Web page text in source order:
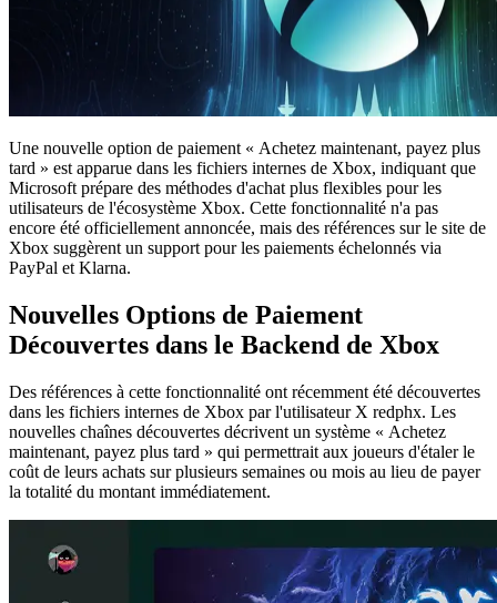
Une nouvelle option de paiement « Achetez maintenant, payez plus
tard » est apparue dans les fichiers internes de Xbox, indiquant que
Microsoft prépare des méthodes d'achat plus flexibles pour les
utilisateurs de l'écosystème Xbox. Cette fonctionnalité n'a pas
encore été officiellement annoncée, mais des références sur le site de
Xbox suggèrent un support pour les paiements échelonnés via
PayPal et Klarna.
Nouvelles Options de Paiement
Découvertes dans le Backend de Xbox
Des références à cette fonctionnalité ont récemment été découvertes
dans les fichiers internes de Xbox par l'utilisateur X redphx. Les
nouvelles chaînes découvertes décrivent un système « Achetez
maintenant, payez plus tard » qui permettrait aux joueurs d'étaler le
coût de leurs achats sur plusieurs semaines ou mois au lieu de payer
la totalité du montant immédiatement.